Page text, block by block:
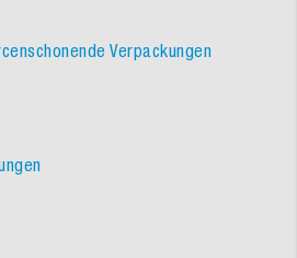
Verpackungen